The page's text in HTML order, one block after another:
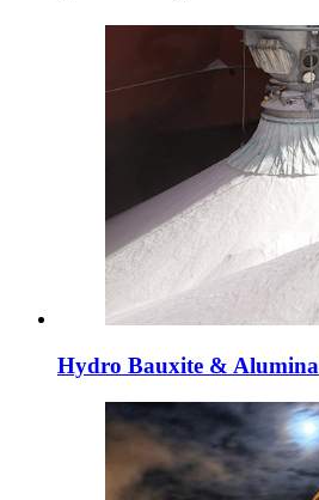
Hydro Bauxite & Alumina